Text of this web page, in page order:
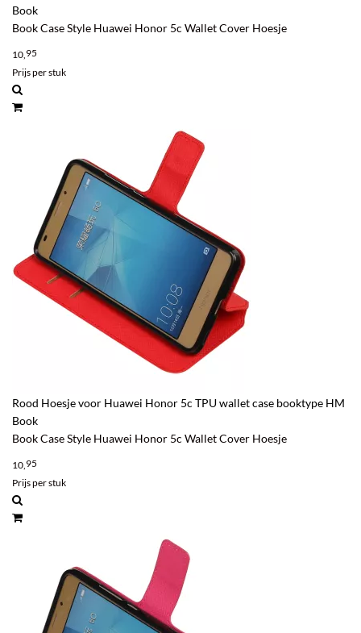
Book
Book Case Style Huawei Honor 5c Wallet Cover Hoesje
10,95
Prijs per stuk
Rood Hoesje voor Huawei Honor 5c TPU wallet case booktype HM
Book
Book Case Style Huawei Honor 5c Wallet Cover Hoesje
10,95
Prijs per stuk